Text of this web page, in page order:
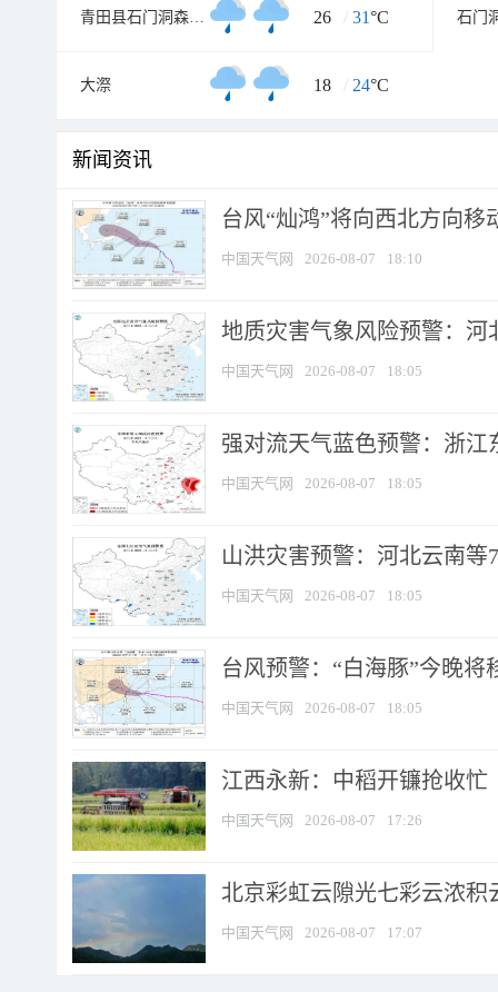
青田县石门洞森林公园 26 / 31°C 石门
大漈 18 / 24°C
新闻资讯
台风“灿鸿”将向西北方向移
中国天气网 2026-08-07 18:10
地质灾害气象风险预警：河
中国天气网 2026-08-07 18:05
强对流天气蓝色预警：浙江
中国天气网 2026-08-07 18:05
山洪灾害预警：河北云南
中国天气网 2026-08-07 18:05
台风预警：“白海豚”今晚将
中国天气网 2026-08-07 18:05
江西永新：中稻开镰抢收忙
中国天气网 2026-08-07 17:26
北京彩虹云隙光七彩云浓积
中国天气网 2026-08-07 17:07